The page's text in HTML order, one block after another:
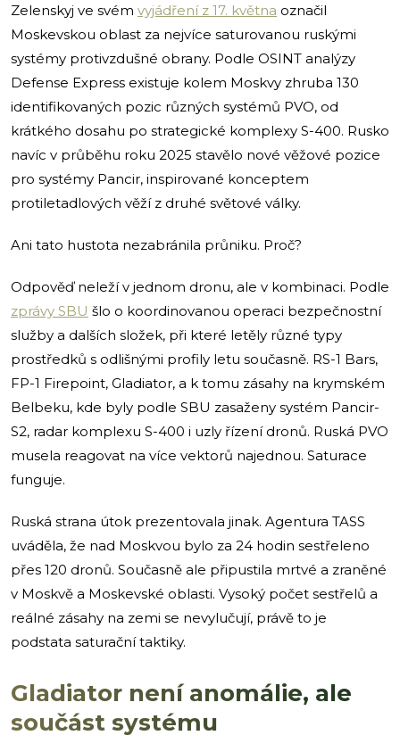
Zelenskyj ve svém vyjádření z 17. května označil
Moskevskou oblast za nejvíce saturovanou ruskými
systémy protivzdušné obrany. Podle OSINT analýzy
Defense Express existuje kolem Moskvy zhruba 130
identifikovaných pozic různých systémů PVO, od
krátkého dosahu po strategické komplexy S-400. Rusko
navíc v průběhu roku 2025 stavělo nové věžové pozice
pro systémy Pancir, inspirované konceptem
protiletadlových věží z druhé světové války.
Ani tato hustota nezabránila průniku. Proč?
Odpověď neleží v jednom dronu, ale v kombinaci. Podle
zprávy SBU šlo o koordinovanou operaci bezpečnostní
služby a dalších složek, při které letěly různé typy
prostředků s odlišnými profily letu současně. RS-1 Bars,
FP-1 Firepoint, Gladiator, a k tomu zásahy na krymském
Belbeku, kde byly podle SBU zasaženy systém Pancir-
S2, radar komplexu S-400 i uzly řízení dronů. Ruská PVO
musela reagovat na více vektorů najednou. Saturace
funguje.
Ruská strana útok prezentovala jinak. Agentura TASS
uváděla, že nad Moskvou bylo za 24 hodin sestřeleno
přes 120 dronů. Současně ale připustila mrtvé a zraněné
v Moskvě a Moskevské oblasti. Vysoký počet sestřelů a
reálné zásahy na zemi se nevylučují, právě to je
podstata saturační taktiky.
Gladiator není anomálie, ale
součást systému